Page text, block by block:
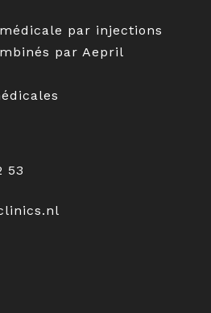
par injections
par Aepril
53